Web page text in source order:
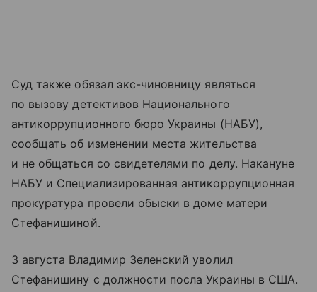
Суд также обязал экс-чиновницу являться
по вызову детективов Национального
антикоррупционного бюро Украины (НАБУ),
сообщать об изменении места жительства
и не общаться со свидетелями по делу. Накануне
НАБУ и Специализированная антикоррупционная
прокуратура провели обыски в доме матери
Стефанишиной.
3 августа Владимир Зеленский уволил
Стефанишину с должности посла Украины в США.